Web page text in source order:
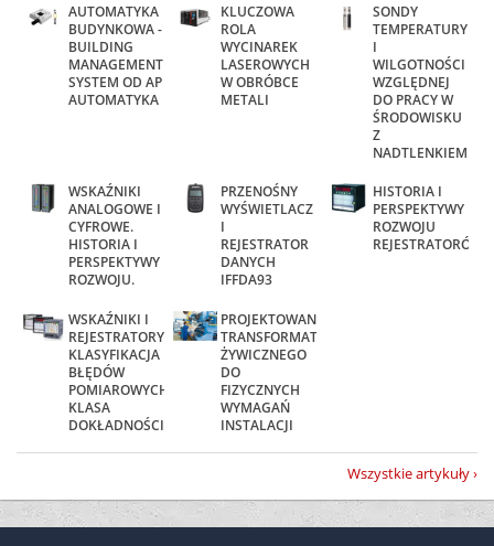
AUTOMATYKA
BUDYNKOWA -
BUILDING
MANAGEMENT
SYSTEM OD AP
AUTOMATYKA
KLUCZOWA
ROLA
WYCINAREK
LASEROWYCH
W OBRÓBCE
METALI
SONDY
TEMPERATURY
I
WILGOTNOŚCI
WZGLĘDNEJ
DO PRACY W
ŚRODOWISKU
Z
NADTLENKIEM...
WSKAŹNIKI
ANALOGOWE I
CYFROWE.
HISTORIA I
PERSPEKTYWY
ROZWOJU.
PRZENOŚNY
WYŚWIETLACZ
I
REJESTRATOR
DANYCH
IFFDA93
HISTORIA I
PERSPEKTYWY
ROZWOJU
REJESTRATORÓW
WSKAŹNIKI I
REJESTRATORY:
KLASYFIKACJA
BŁĘDÓW
POMIAROWYCH,
KLASA
DOKŁADNOŚCI...
PROJEKTOWANIE
TRANSFORMATORA
YWICZNEGO
DO
FIZYCZNYCH
WYMAGAŃ
INSTALACJI
Wszystkie artykuły